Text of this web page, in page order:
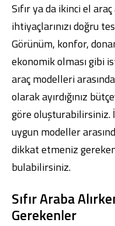
Sıfır ya da ikinci el
ihtiyaçlarınızı doğru
Görünüm, konfor,
ekonomik olması gibi
araç modelleri
olarak ayırdığınız
göre oluşturabilirsiniz.
uygun modeller
dikkat etmeniz
bulabilirsiniz.
Sıfır Araba
Gerekenler